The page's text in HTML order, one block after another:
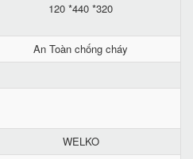
120 *440 *320
An Toàn chống cháy
WELKO